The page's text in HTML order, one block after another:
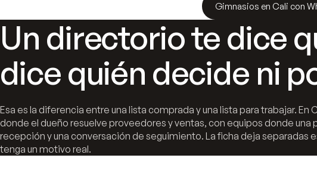
Gimnasios en Cali con
Un directorio te dice
dice quién decide ni
Esa es la diferencia entre una lista comprada y una lista para trabajar.
donde el dueño resuelve proveedores y ventas, con equipos donde una
recepción y una conversación de seguimiento. La ficha deja separadas
tenga un motivo real.